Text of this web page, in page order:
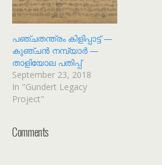
പഞ്ചതന്ത്രം കിളിപ്പാട്ട് —
കുഞ്ചൻ നമ്പ്യാർ —
താളിയോല പതിപ്പ്
September 23, 2018
In "Gundert Legacy
Project"
Comments